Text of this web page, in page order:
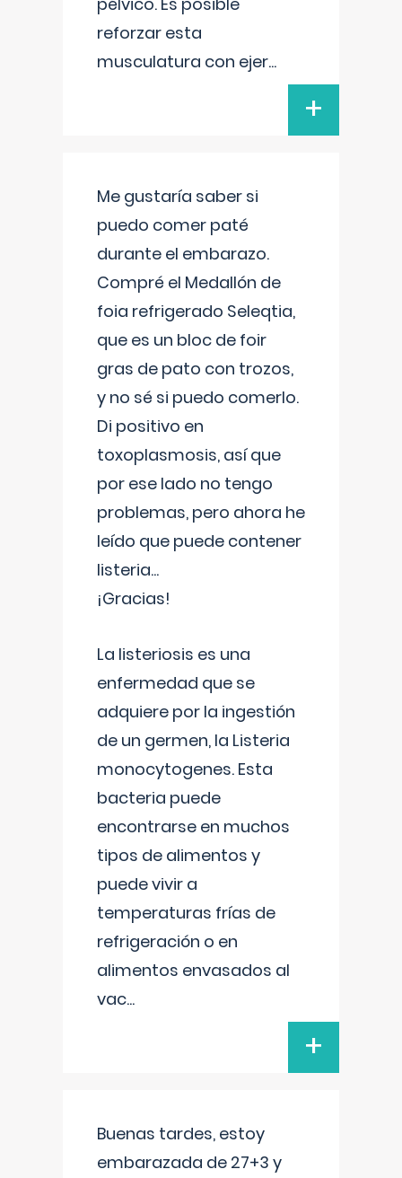
reforzar esta
musculatura con ejer...
+
Me gustaría saber si
puedo comer paté
durante el embarazo.
Compré el Medallón de
foia refrigerado Seleqtia,
que es un bloc de foir
gras de pato con trozos,
y no sé si puedo comerlo.
Di positivo en
toxoplasmosis, así que
por ese lado no tengo
problemas, pero ahora he
leído que puede contener
listeria...
¡Gracias!
La listeriosis es una
enfermedad que se
adquiere por la ingestión
de un germen, la Listeria
monocytogenes. Esta
bacteria puede
encontrarse en muchos
tipos de alimentos y
puede vivir a
temperaturas frías de
refrigeración o en
alimentos envasados al
vac...
+
Buenas tardes, estoy
embarazada de 27+3 y